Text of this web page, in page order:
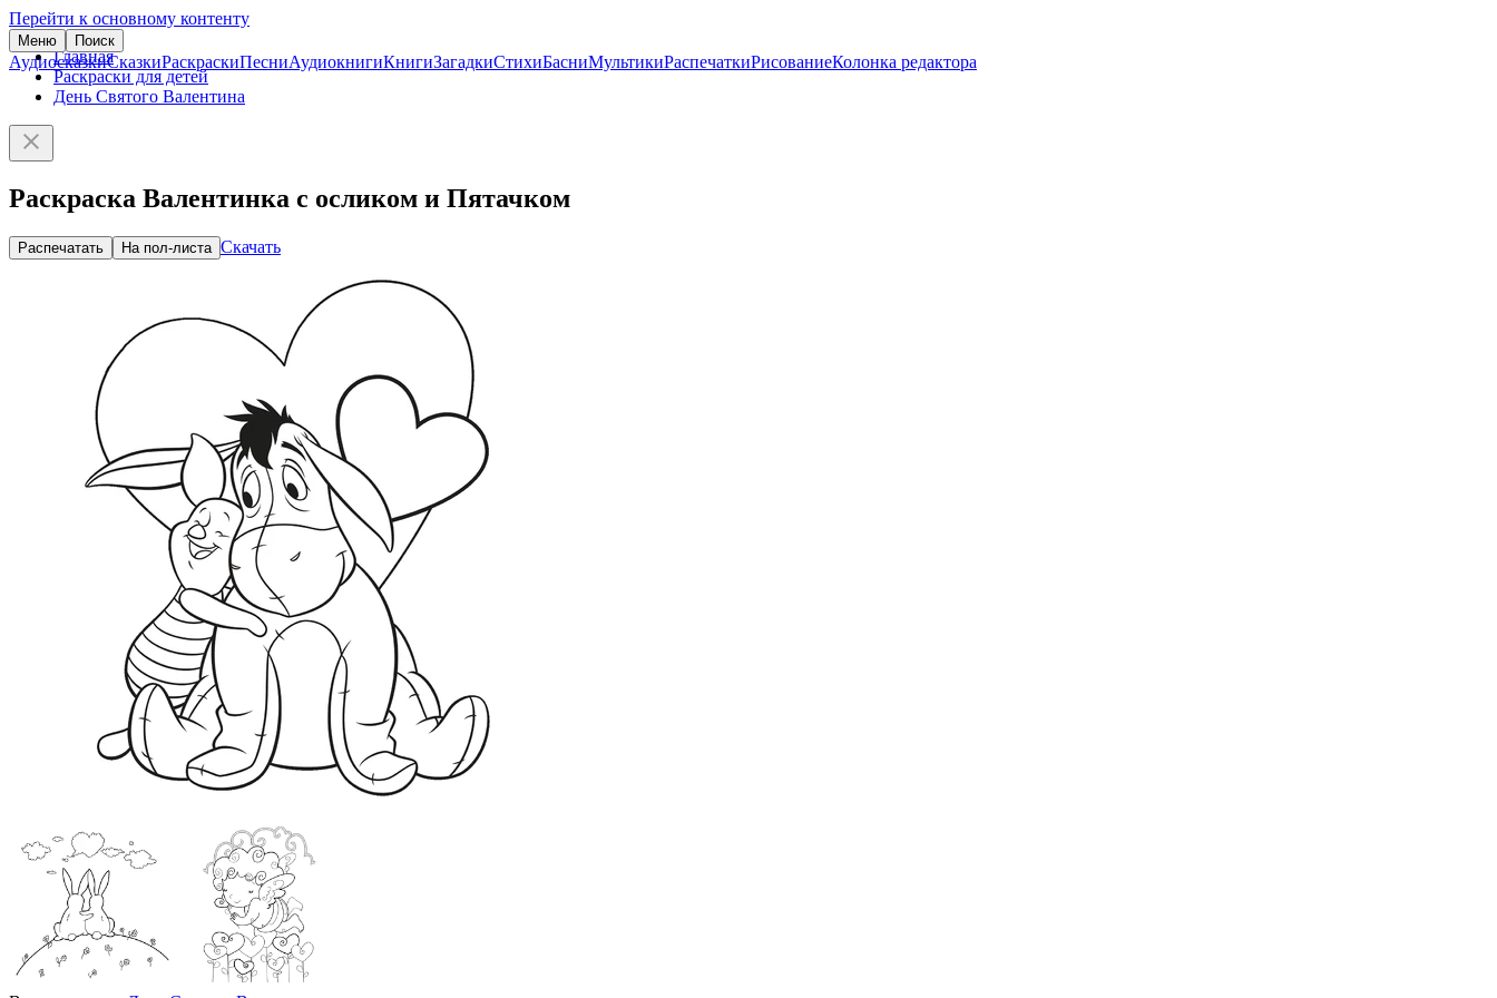
Перейти к основному контенту
Меню Поиск
АудиосказкиСказкиРаскраскиПесниАудиокнигиКнигиЗагадкиСтихиБасниМультикиРаспечаткиРисованиеКолонка редактора
Главная
Раскраски для детей
День Святого Валентина
Раскраска Валентинка с осликом и Пятачком
Распечатать На пол-листа Скачать